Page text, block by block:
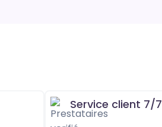
Service client 7/7